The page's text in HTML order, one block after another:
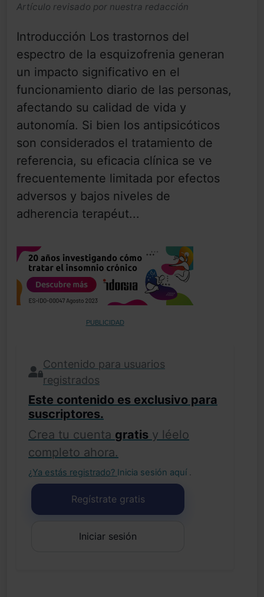
Artículo revisado por nuestra redacción
Introducción Los trastornos del
espectro de la esquizofrenia generan
un impacto significativo en el
funcionamiento diario de las personas,
afectando su calidad de vida y
autonomía. Si bien los antipsicóticos
son considerados el tratamiento de
referencia, su eficacia clínica se ve
frecuentemente limitada por efectos
adversos y bajos niveles de
adherencia terapéut...
PUBLICIDAD
Contenido para usuarios
registrados
Este contenido es exclusivo para
suscriptores.
Crea tu cuenta gratis y léelo
completo ahora.
¿Ya estás registrado? Inicia sesión aquí .
Regístrate gratis
Iniciar sesión